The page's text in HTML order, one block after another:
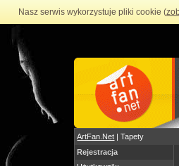
Nasz serwis wykorzystuje pliki cookie (
ArtFan.Net | Tapety
Rejestracja